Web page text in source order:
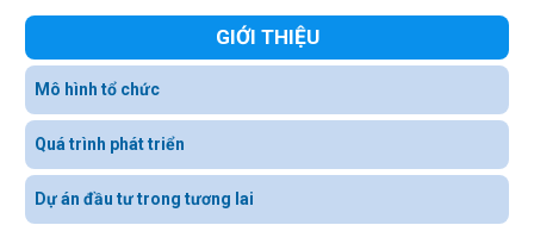
GIỚI THIỆU
Mô hình tổ chức
Quá trình phát triển
Dự án đầu tư trong tương lai